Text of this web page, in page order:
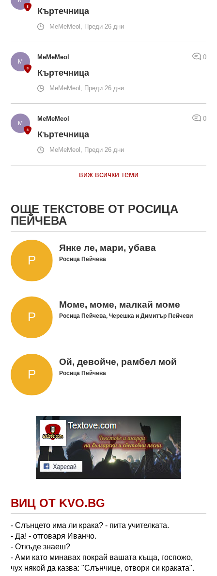
Къртечница
MeMeMeol, Преди 26 дни
MeMeMeol 0
Къртечница
MeMeMeol, Преди 26 дни
MeMeMeol 0
Къртечница
MeMeMeol, Преди 26 дни
виж всички теми
ОЩЕ ТЕКСТОВЕ ОТ РОСИЦА
ПЕЙЧЕВА
Янке ле, мари, убава
Росица Пейчева
Моме, моме, малкай моме
Росица Пейчева, Черешка и Димитър Пейчеви
Ой, девойче, рамбел мой
Росица Пейчева
ВИЦ ОТ KVO.BG
- Слънцето има ли крака? - пита учителката.
- Да! - отговаря Иванчо.
- Откъде знаеш?
- Ами като минавах покрай вашата къща, госпожо,
чух някой да казва: "Слънчице, отвори си краката".